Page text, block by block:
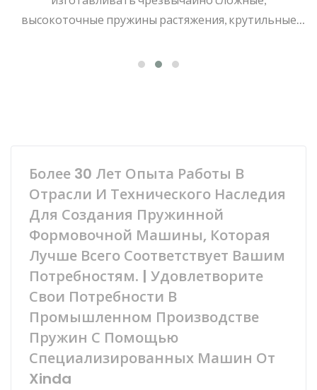
высокоточные пружины растяжения, крутильные
другие пружинные изделия из проволоки.
Более 30 Лет Опыта Работы В
Отрасли И Технического Наследия
Для Создания Пружинной
Формовочной Машины, Которая
Лучше Всего Соответствует Вашим
Потребностям. | Удовлетворите
Свои Потребности В
Промышленном Производстве
Пружин С Помощью
Специализированных Машин От
Xinda